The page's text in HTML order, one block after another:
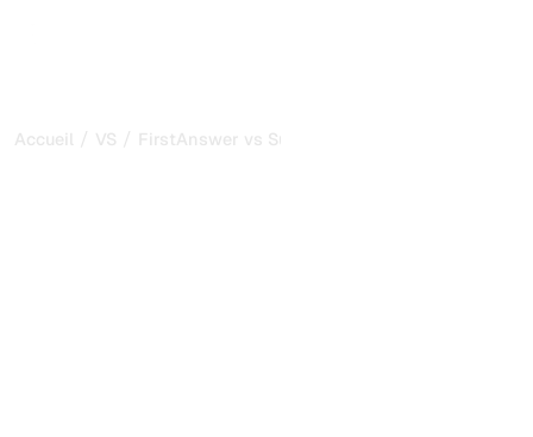
Accueil / VS / FirstAnswer vs SurferSEO